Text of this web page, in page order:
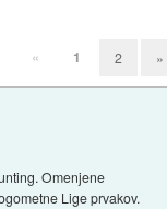
« 1 2 »
Omenjene
Lige prvakov.